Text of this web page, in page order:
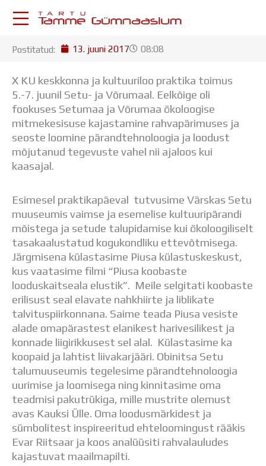
KESKKONNAD
Postkast
Drive
Tamme TV
Tamme Leht
Kooliraadio
Koorilaul
ÕPPETÖÖ
Aastaplaan
Õppekava
Ainepassid
Huviringid
Õpilastööd (UPT)
Distantsõpe
Kodukord
Projektid
ÜLDINFO
Sisseastumine
Meie kool
Dokumendid
Uudised
Lapsevanemale
Vilistlastele
Toitlustamine
Virtuaaltuur
Õpilasesindus
Kontaktid
Postitatud: 13. juuni 2017 08:08
X KU keskkonna ja kultuuriloo praktika toimus
5.-7. juunil Setu- ja Võrumaal. Eelkõige oli
fookuses Setumaa ja Võrumaa ökoloogise
mitmekesisuse kajastamine rahvapärimuses ja
seoste loomine pärandtehnoloogia ja loodust
mõjutanud tegevuste vahel nii ajaloos kui
kaasajal.
Esimesel praktikapäeval tutvusime Värskas Setu
muuseumis vaimse ja esemelise kultuuripärandi
mõistega ja setude talupidamise kui ökoloogiliselt
tasakaalustatud kogukondliku ettevõtmisega.
Järgmisena külastasime Piusa külastuskeskust,
kus vaatasime filmi “Piusa koobaste
looduskaitseala elustik”. Meile selgitati koobaste
erilisust seal elavate nahkhiirte ja liblikate
talvituspiirkonnana. Saime teada Piusa vesiste
alade omapärastest elanikest harivesilikest ja
konnade liigirikkusest sel alal. Külastasime ka
koopaid ja lahtist liivakarjääri. Obinitsa Setu
talumuuseumis tegelesime pärandtehnoloogia
uurimise ja loomisega ning kinnitasime oma
teadmisi pakutrükiga, mille mustrite olemust
avas Kauksi Ülle. Oma loodusmärkidest ja
sümbolitest inspireeritud ehteloomingust rääkis
Evar Riitsaar ja koos analüüsiti rahvalauludes
kajastuvat maailmapilti.